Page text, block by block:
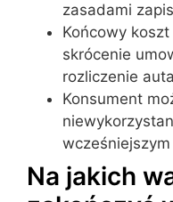
zasadami
Końcowy
skrócenie
rozliczenie
Konsument
Na jakich